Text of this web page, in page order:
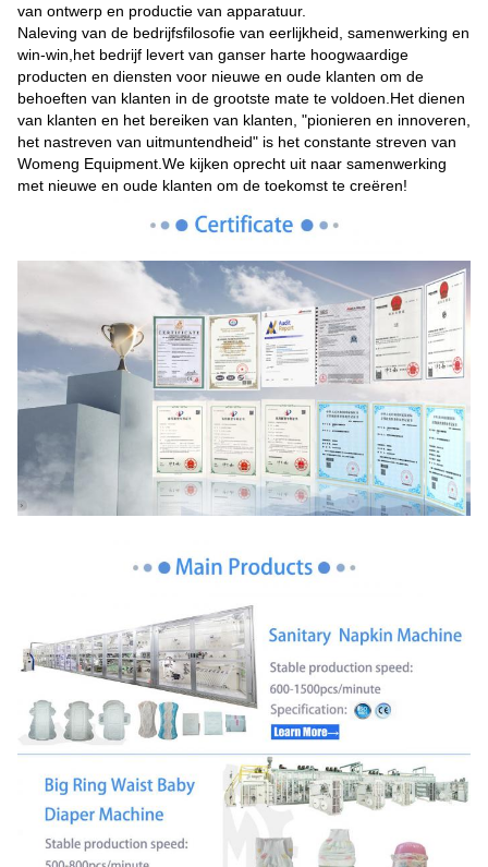
van ontwerp en productie van apparatuur.
Naleving van de bedrijfsfilosofie van eerlijkheid, samenwerking en
win-win,het bedrijf levert van ganser harte hoogwaardige
producten en diensten voor nieuwe en oude klanten om de
behoeften van klanten in de grootste mate te voldoen.Het dienen
van klanten en het bereiken van klanten, "pionieren en innoveren,
het nastreven van uitmuntendheid" is het constante streven van
Womeng Equipment.We kijken oprecht uit naar samenwerking
met nieuwe en oude klanten om de toekomst te creëren!